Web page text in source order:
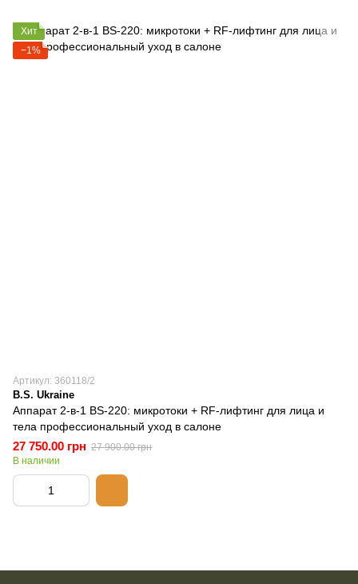
Хит
−1%
Артикул: 360118/2
B.S. Ukraine
Аппарат 2-в-1 BS-220: микротоки + RF-лифтинг для лица и
тела профессиональный уход в салоне
27 750.00 грн 27 900.00 грн
В наличии